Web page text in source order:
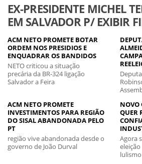
EX-PRESIDENTE MICHEL
EM SALVADOR P/ EXIBIR
ACM NETO PROMETE BOTAR
ORDEM NOS PRESIDIOS E
ENQUADRAR OS BANDIDOS
NETO criticou a situação
precária da BR-324 ligação
Salvador a Feira
ACM NETO PROMETE
INVESTIMENTOS PARA REGIÃO
DO SISAL ABANDONADA PELO
PT
região vive abandonada desde o
governo de João Durval
NOVO
QUER
Agora
lulismo